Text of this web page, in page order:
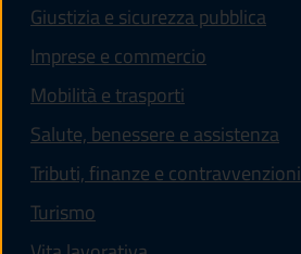
Giustizia e sicurezza pubblica
Imprese e commercio
Mobilità e trasporti
Salute, benessere e assistenza
Tributi, finanze e contravvenzioni
Turismo